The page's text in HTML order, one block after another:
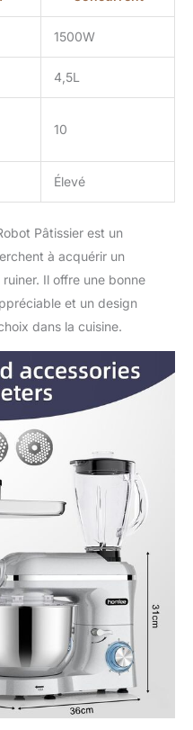
1500W
4,5L
10
Élevé
Pâtissier est un
à acquérir un
Il offre une bonne
et un design
dans la cuisine.